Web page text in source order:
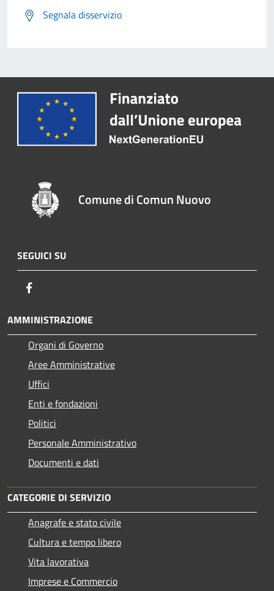
Segnala disservizio
Comune di Comun Nuovo
SEGUICI SU
AMMINISTRAZIONE
Organi di Governo
Aree Amministrative
Uffici
Enti e fondazioni
Politici
Personale Amministrativo
Documenti e dati
CATEGORIE DI SERVIZIO
Anagrafe e stato civile
Cultura e tempo libero
Vita lavorativa
Imprese e Commercio